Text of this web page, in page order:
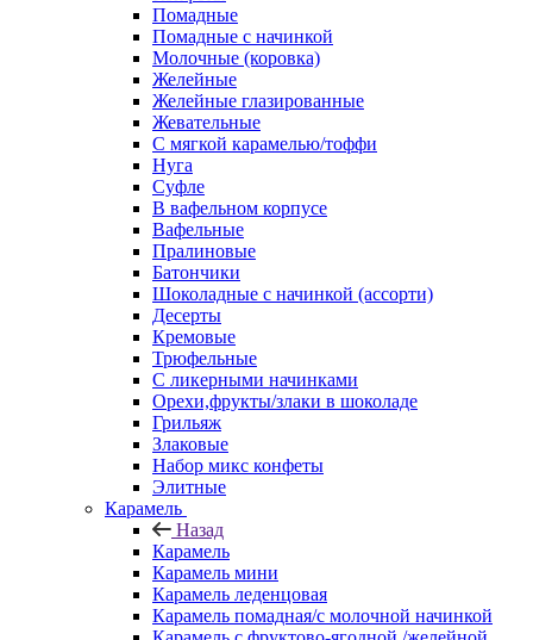
Помадные
Помадные с начинкой
Молочные (коровка)
Желейные
Желейные глазированные
Жевательные
С мягкой карамелью/тоффи
Нуга
Суфле
В вафельном корпусе
Вафельные
Пралиновые
Батончики
Шоколадные с начинкой (ассорти)
Десерты
Кремовые
Трюфельные
С ликерными начинками
Орехи,фрукты/злаки в шоколаде
Грильяж
Злаковые
Набор микс конфеты
Элитные
Карамель
Назад
Карамель
Карамель мини
Карамель леденцовая
Карамель помадная/с молочной начинкой